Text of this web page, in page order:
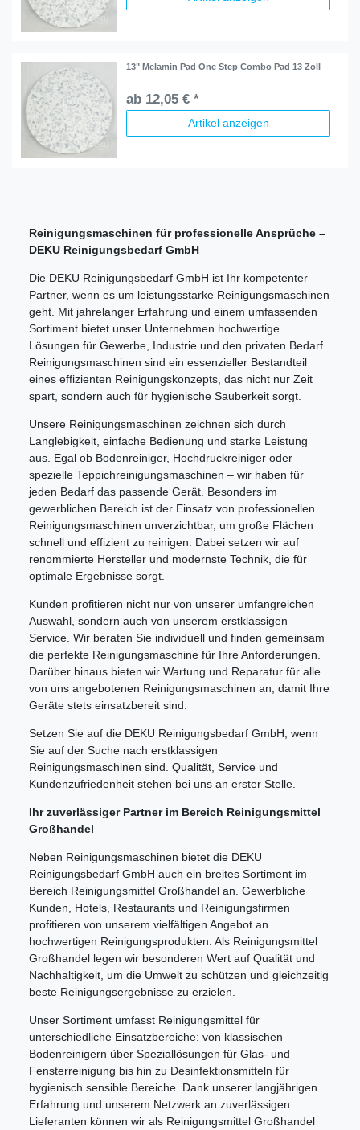
13" Melamin Pad One Step Combo Pad 13 Zoll
ab 12,05 € *
Artikel anzeigen
Reinigungsmaschinen für professionelle Ansprüche –
DEKU Reinigungsbedarf GmbH
Die DEKU Reinigungsbedarf GmbH ist Ihr kompetenter
Partner, wenn es um leistungsstarke Reinigungsmaschinen
geht. Mit jahrelanger Erfahrung und einem umfassenden
Sortiment bietet unser Unternehmen hochwertige
Lösungen für Gewerbe, Industrie und den privaten Bedarf.
Reinigungsmaschinen sind ein essenzieller Bestandteil
eines effizienten Reinigungskonzepts, das nicht nur Zeit
spart, sondern auch für hygienische Sauberkeit sorgt.
Unsere Reinigungsmaschinen zeichnen sich durch
Langlebigkeit, einfache Bedienung und starke Leistung
aus. Egal ob Bodenreiniger, Hochdruckreiniger oder
spezielle Teppichreinigungsmaschinen – wir haben für
jeden Bedarf das passende Gerät. Besonders im
gewerblichen Bereich ist der Einsatz von professionellen
Reinigungsmaschinen unverzichtbar, um große Flächen
schnell und effizient zu reinigen. Dabei setzen wir auf
renommierte Hersteller und modernste Technik, die für
optimale Ergebnisse sorgt.
Kunden profitieren nicht nur von unserer umfangreichen
Auswahl, sondern auch von unserem erstklassigen
Service. Wir beraten Sie individuell und finden gemeinsam
die perfekte Reinigungsmaschine für Ihre Anforderungen.
Darüber hinaus bieten wir Wartung und Reparatur für alle
von uns angebotenen Reinigungsmaschinen an, damit Ihre
Geräte stets einsatzbereit sind.
Setzen Sie auf die DEKU Reinigungsbedarf GmbH, wenn
Sie auf der Suche nach erstklassigen
Reinigungsmaschinen sind. Qualität, Service und
Kundenzufriedenheit stehen bei uns an erster Stelle.
Ihr zuverlässiger Partner im Bereich Reinigungsmittel
Großhandel
Neben Reinigungsmaschinen bietet die DEKU
Reinigungsbedarf GmbH auch ein breites Sortiment im
Bereich Reinigungsmittel Großhandel an. Gewerbliche
Kunden, Hotels, Restaurants und Reinigungsfirmen
profitieren von unserem vielfältigen Angebot an
hochwertigen Reinigungsprodukten. Als Reinigungsmittel
Großhandel legen wir besonderen Wert auf Qualität und
Nachhaltigkeit, um die Umwelt zu schützen und gleichzeitig
beste Reinigungsergebnisse zu erzielen.
Unser Sortiment umfasst Reinigungsmittel für
unterschiedliche Einsatzbereiche: von klassischen
Bodenreinigern über Speziallösungen für Glas- und
Fensterreinigung bis hin zu Desinfektionsmitteln für
hygienisch sensible Bereiche. Dank unserer langjährigen
Erfahrung und unserem Netzwerk an zuverlässigen
Lieferanten können wir als Reinigungsmittel Großhandel